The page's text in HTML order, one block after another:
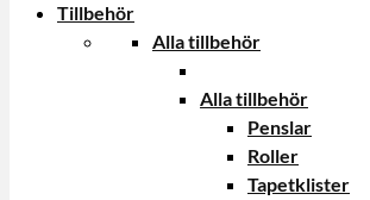
Tillbehör
Alla tillbehör
Alla tillbehör
Penslar
Roller
Tapetklister